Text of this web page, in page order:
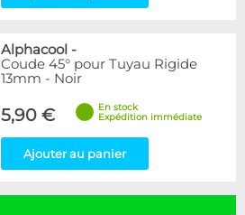
Alphacool -
Coude 45° pour Tuyau Rigide
13mm - Noir
5,90 €
En stock
Expédition immédiate
Ajouter au panier